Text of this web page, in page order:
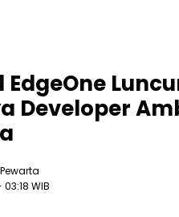
EdgeOne
Developer
03:18 WIB